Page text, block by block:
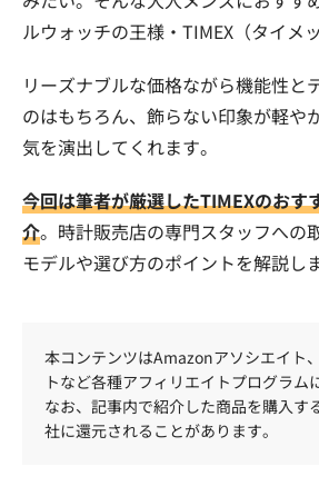
ルウォッチの王様・TIMEX（タイメ
リーズナブルな価格ながら機能性と
のはもちろん、飾らない印象が軽や
気を演出してくれます。
今回は筆者が厳選したTIMEXのおす
介。時計販売店の専門スタッフへの
モデルや選び方のポイントを解説し
本コンテンツはAmazonアソシエイト
トなど各種アフィリエイトプログラム
なお、記事内で紹介した商品を購入す
社に還元されることがあります。